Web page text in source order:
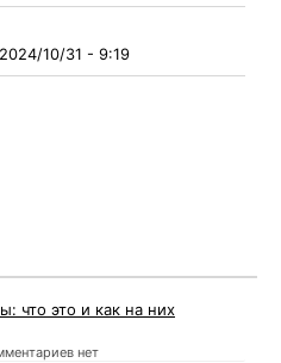
10/31 - 9:19
что это и как на них
нет